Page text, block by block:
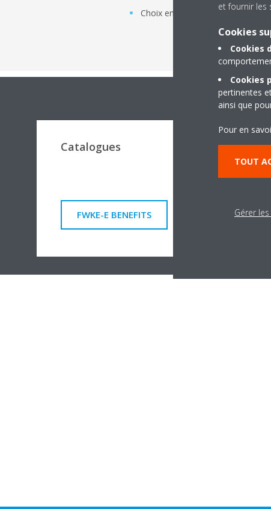
Choix entre une télécommande
Catalogues
FWKE-E BENEFITS
et fournir les
Cookies
Cookies
Cookies
pertinentes
ainsi que
Pour en
TOUT
Gérer